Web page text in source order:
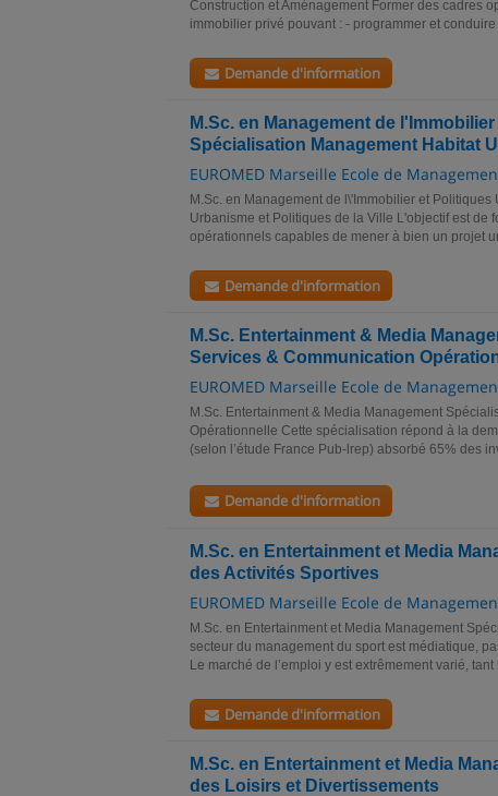
Construction et Aménagement Former des cadres
immobilier privé pouvant : - programmer et
Demande d'information
M.Sc. en Management de
Spécialisation Management Habitat
EUROMED Marseille Ecole de
M.Sc. en Management de l\'Immobilier et
Urbanisme et Politiques de la Ville L'objectif est de
opérationnels capables de mener à bien un projet
Demande d'information
M.Sc. Entertainment & Media
Services & Communication
EUROMED Marseille Ecole de
M.Sc. Entertainment & Media Management
Opérationnelle Cette spécialisation répond à la
(selon l’étude France Pub-lrep) absorbé 65% des
Demande d'information
M.Sc. en Entertainment et Media
des Activités Sportives
EUROMED Marseille Ecole de
M.Sc. en Entertainment et Media Management
secteur du management du sport est médiatique,
Le marché de l’emploi y est extrêmement varié, tant
Demande d'information
M.Sc. en Entertainment et Media
des Loisirs et Divertissements